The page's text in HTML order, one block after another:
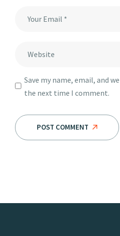
Save my name, email, and
the next time I comment.
POST COMMENT